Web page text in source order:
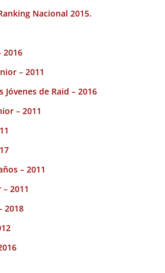
Nacional 2015.
2016
– 2011
de Raid – 2016
– 2011
– 2011
2011
2018